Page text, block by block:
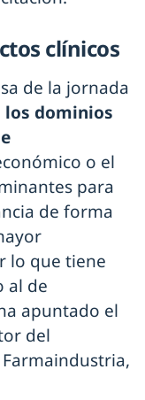
clínicos
de la jornada
los dominios
o el
para
de forma
lo que tiene
al de
apuntado el
del